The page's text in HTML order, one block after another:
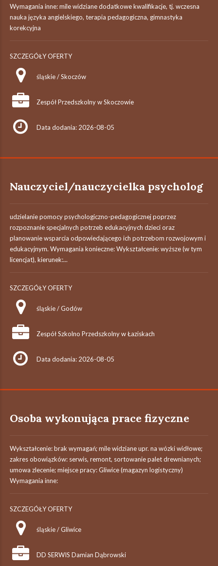
Wymagania inne: mile widziane dodatkowe kwalifikacje, tj. wczesna
nauka języka angielskiego, terapia pedagogiczna, gimnastyka
korekcyjna
SZCZEGÓŁY OFERTY
śląskie / Skoczów
Zespół Przedszkolny w Skoczowie
Data dodania: 2026-08-05
Nauczyciel/nauczycielka psycholog
udzielanie pomocy psychologiczno-pedagogicznej poprzez
rozpoznanie specjalnych potrzeb edukacyjnych dzieci oraz
planowanie wsparcia odpowiedającego ich potrzebom rozwojowym i
edukacyjnym. Wymagania konieczne: Wykształcenie: wyższe (w tym
licencjat), kierunek:...
SZCZEGÓŁY OFERTY
śląskie / Godów
Zespół Szkolno Przedszkolny w Łaziskach
Data dodania: 2026-08-05
Osoba wykonująca prace fizyczne
Wykształcenie: brak wymagań; mile widziane upr. na wózki widłowe;
zakres obowiązków: serwis, remont, sortowanie palet drewnianych;
umowa zlecenie; miejsce pracy: Gliwice (magazyn logistyczny)
Wymagania inne:
SZCZEGÓŁY OFERTY
śląskie / Gliwice
DD SERWIS Damian Dąbrowski